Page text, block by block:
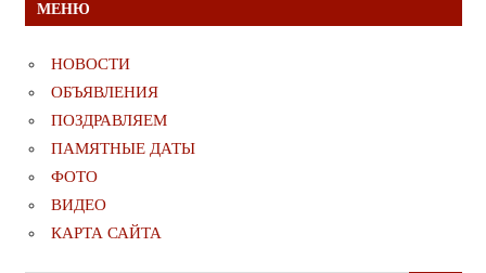
МЕНЮ
НОВОСТИ
ОБЪЯВЛЕНИЯ
ПОЗДРАВЛЯЕМ
ПАМЯТНЫЕ ДАТЫ
ФОТО
ВИДЕО
КАРТА САЙТА